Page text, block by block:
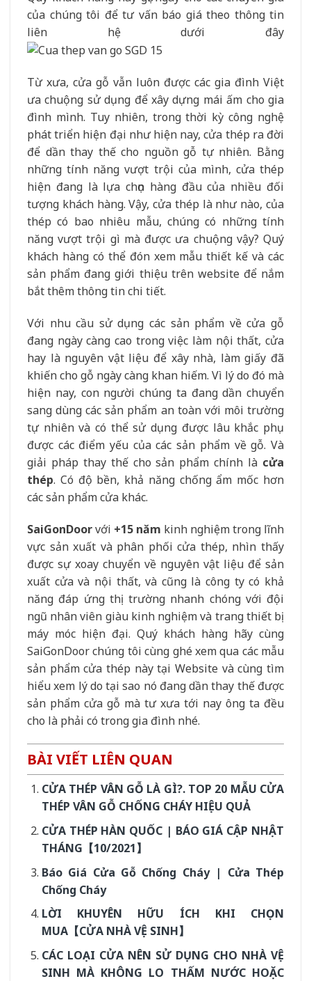
của chúng tôi để tư vấn báo giá theo thông tin
liên hệ dưới đây
Từ xưa, cửa gỗ vẫn luôn được các gia đình Việt
ưa chuộng sử dụng để xây dựng mái ấm cho gia
đình mình. Tuy nhiên, trong thời kỳ công nghệ
phát triển hiện đại như hiện nay, cửa thép ra đời
để dần thay thế cho nguồn gỗ tự nhiên. Bằng
những tính năng vượt trội của mình, cửa thép
hiện đang là lựa chọn hàng đầu của nhiều đối
tượng khách hàng. Vậy, cửa thép là như nào, của
thép có bao nhiêu mẫu, chúng có những tính
năng vượt trội gì mà được ưa chuộng vậy? Quý
khách hàng có thể đón xem mẫu thiết kế và các
sản phẩm đang giới thiệu trên website để nắm
bắt thêm thông tin chi tiết.
Với nhu cầu sử dụng các sản phẩm về cửa gỗ
đang ngày càng cao trong việc làm nội thất, cửa
hay là nguyên vật liệu để xây nhà, làm giấy đã
khiến cho gỗ ngày càng khan hiếm. Vì lý do đó mà
hiện nay, con người chúng ta đang dần chuyển
sang dùng các sản phẩm an toàn với môi trường
tự nhiên và có thể sử dụng được lâu khắc phụ
được các điểm yếu của các sản phẩm về gỗ. Và
giải pháp thay thế cho sản phẩm chính là cửa
thép. Có độ bền, khả năng chống ẩm mốc hơn
các sản phẩm cửa khác.
SaiGonDoorvới +15 năm kinh nghiệm trong lĩnh
vực sản xuất và phân phối cửa thép, nhìn thấy
được sự xoay chuyển về nguyên vật liệu để sản
xuất cửa và nội thất, và cũng là công ty có khả
năng đáp ứng thị trường nhanh chóng với đội
ngũ nhân viên giàu kinh nghiệm và trang thiết bị
máy móc hiện đại. Quý khách hàng hãy cùng
SaiGonDoor chúng tôi cùng ghé xem qua các mẫu
sản phẩm cửa thép này tại Website và cùng tìm
hiểu xem lý do tại sao nó đang dần thay thế được
sản phẩm cửa gỗ mà tư xưa tới nay ông ta đều
cho là phải có trong gia đình nhé.
BÀI VIẾT LIÊN QUAN
CỬA THÉP VÂN GỖ LÀ GÌ?. TOP 20 MẪU CỬA
THÉP VÂN GỖ CHỐNG CHÁY HIỆU QUẢ
CỬA THÉP HÀN QUỐC | BÁO GIÁ CẬP NHẬT
THÁNG【10/2021】
Báo Giá Cửa Gỗ Chống Cháy | Cửa Thép
Chống Cháy
LỜI KHUYÊN HỮU ÍCH KHI CHỌN
MUA【CỬA NHÀ VỆ SINH】
CÁC LOẠI CỬA NÊN SỬ DỤNG CHO NHÀ VỆ
SINH MÀ KHÔNG LO THẤM NƯỚC HOẶC